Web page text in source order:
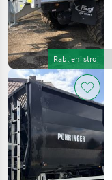
Rabljeni stroj